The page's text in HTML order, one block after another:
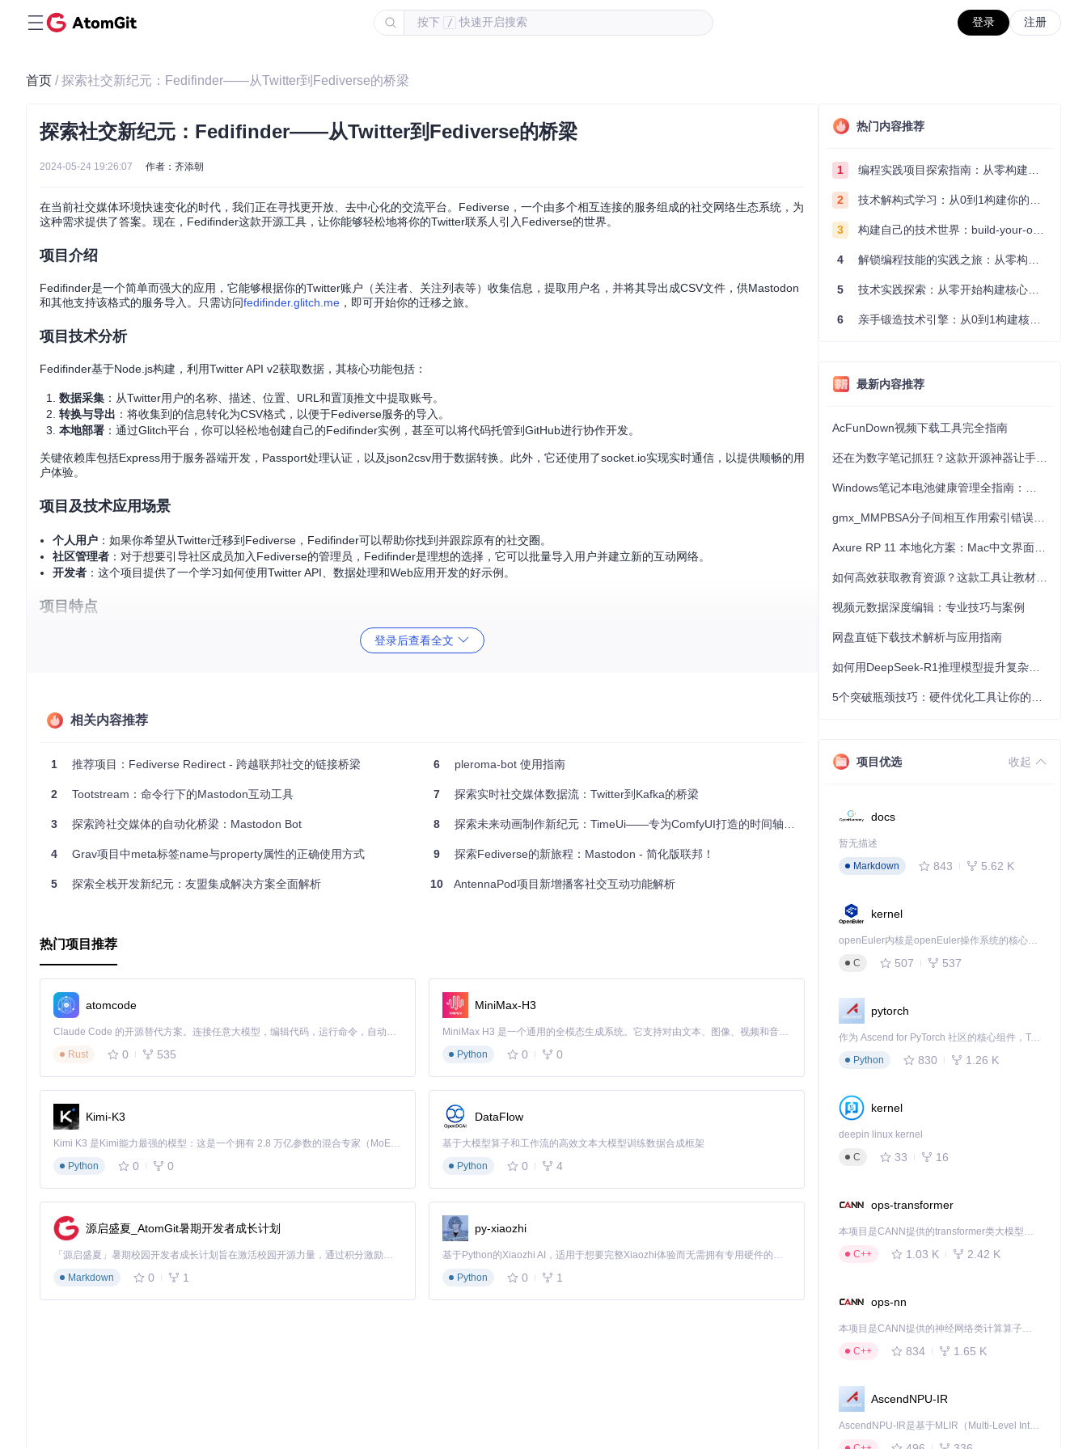
按下 / 快速开启搜索 登录 注册
首页 / 探索社交新纪元：Fedifinder——从Twitter到Fediverse的桥梁
探索社交新纪元：Fedifinder——从Twitter到Fediverse的桥梁
2024-05-24 19:26:07 作者：齐添朝
在当前社交媒体环境快速变化的时代，我们正在寻找更开放、去中心化的交流平台。Fediverse，一个由多个相互连接的服务组成的社交网络生态系统，为
这种需求提供了答案。现在，Fedifinder这款开源工具，让你能够轻松地将你的Twitter联系人引入Fediverse的世界。
项目介绍
Fedifinder是一个简单而强大的应用，它能够根据你的Twitter账户（关注者、关注列表等）收集信息，提取用户名，并将其导出成CSV文件，供Mastodon
和其他支持该格式的服务导入。只需访问fedifinder.glitch.me ，即可开始你的迁移之旅。
项目技术分析
Fedifinder基于Node.js构建，利用Twitter API v2获取数据，其核心功能包括：
数据采集 ：从Twitter用户的名称、描述、位置、URL和置顶推文中提取账号。
转换与导出 ：将收集到的信息转化为CSV格式，以便于Fediverse服务的导入。
本地部署 ：通过Glitch平台，你可以轻松地创建自己的Fedifinder实例，甚至可以将代码托管到GitHub进行协作开发。
关键依赖库包括Express用于服务器端开发，Passport处理认证，以及json2csv用于数据转换。此外，它还使用了socket.io实现实时通信，以提供顺畅的用
户体验。
项目及技术应用场景
个人用户 ：如果你希望从Twitter迁移到Fediverse，Fedifinder可以帮助你找到并跟踪原有的社交圈。
社区管理者 ：对于想要引导社区成员加入Fediverse的管理员，Fedifinder是理想的选择，它可以批量导入用户并建立新的互动网络。
开发者 ：这个项目提供了一个学习如何使用Twitter API、数据处理和Web应用开发的好示例。
项目特点
：Fedifinder只处理用户公开分享的数据，遵循知情同意的原则。
：无需复杂的配置，你可以在几分钟内启动自己的Fedifinder实例。
总之，Fedifinder是我们从封闭的社交媒体世界走向开放的Fediverse生态的一个重要步骤。无论你是寻求社交媒体的新体验，还是热衷于探索开源技术，
Fedifinder都值得你拥有。立即行动起来，开启你的Fediverse之旅吧！
登录后查看全文
相关内容推荐
1 推荐项目：Fediverse Redirect - 跨越联邦社交的链接桥梁
2 Tootstream：命令行下的Mastodon互动工具
3 探索跨社交媒体的自动化桥梁：Mastodon Bot
4 Grav项目中meta标签name与property属性的正确使用方式
5 探索全栈开发新纪元：友盟集成解决方案全面解析
6 pleroma-bot 使用指南
7 探索实时社交媒体数据流：Twitter到Kafka的桥梁
8 探索未来动画制作新纪元：TimeUi——专为ComfyUI打造的时间轴节点系统
9 探索Fediverse的新旅程：Mastodon - 简化版联邦！
10 AntennaPod项目新增播客社交互动功能解析
热门项目推荐
atomcode
Claude Code 的开源替代方案。连接任意大模型，编辑代码，运行命令，自动验证 — 全自动执行。用 Rust 构建，极致性能。 ｜ An open-source alternative to Claude Code. Connect any LLM, edit code, run commands, and verify changes — autonomously. Built in Rust for speed. Get Started
Rust
0 535
MiniMax-H3
MiniMax H3 是一个通用的全模态生成系统。它支持对由文本、图像、视频和音频组成的多模态上下文进行统一理解，并能生成分辨率高达 2K、时长可达 15 秒的带原生立体声音频的视频。得益于面向任务泛化的系统设计，H3 在预训练阶段就已具备广泛的多模态上下文理解与生成能力，能够出色地执行复杂的多模态指令。
Python
0 0
Kimi-K3
Kimi K3 是Kimi能力最强的模型：这是一个拥有 2.8 万亿参数的混合专家（MoE）模型，具备原生视觉理解能力，并支持 100 万 token 的上下文窗口。
Python
0 0
DataFlow
基于大模型算子和工作流的高效文本大模型训练数据合成框架
Python
0 4
源启盛夏_AtomGit暑期开发者成长计划
「源启盛夏」暑期校园开发者成长计划旨在激活校园开源力量，通过积分激励、认证扶持、资源倾斜等形式，引导高校组织和开发者完成「入驻 — 建项目 — 做贡献 — 获认证 — 得资源」的完整闭环。无论你是想带领社团入驻平台的组织者，还是希望用代码贡献证明自己的开发者，都能在这里找到属于你的成长路径。
Markdown
0 1
py-xiaozhi
基于Python的Xiaozhi AI，适用于想要完整Xiaozhi体验而无需拥有专用硬件的用户。
Python
0 1
热门内容推荐
1 编程实践项目探索指南：从零构建技术能力体系
2 技术解构式学习：从0到1构建你的编程知识体系
3 构建自己的技术世界：build-your-own-x项目的实践探索指南
4 解锁编程技能的实践之旅：从零构建你的技术世界
5 技术实践探索：从零开始构建核心系统的实践指南
6 亲手锻造技术引擎：从0到1构建核心系统的实践指南
最新内容推荐
AcFunDown视频下载工具完全指南
视频元数据深度编辑：专业技巧与案例
网盘直链下载技术解析与应用指南
项目优选 收起
docs
暂无描述
Markdown
843 5.62 K
kernel
openEuler内核是openEuler操作系统的核心，既是系统性能与稳定性的基石，也是连接处理器、设备与服务的桥梁。
C
507 537
pytorch
作为 Ascend for PyTorch 社区的核心组件，TorchNPU 是昇腾专为 PyTorch 打造的深度学习适配插件，使 PyTorch 框架能够直接调用昇腾 NPU，为开发者提供昇腾 AI 处理器的超强算力。
Python
830 1.26 K
kernel
deepin linux kernel
C
33 16
ops-transformer
本项目是CANN提供的transformer类大模型算子库，实现网络在NPU上加速计算。
C++
1.03 K 2.42 K
ops-nn
本项目是CANN提供的神经网络类计算算子库，实现网络在NPU上加速计算。
C++
834 1.65 K
AscendNPU-IR
AscendNPU-IR是基于MLIR（Multi-Level Intermediate Representation）构建的，面向昇腾亲和算子编译时使用的中间表示，提供昇腾完备表达能力，通过编译优化提升昇腾AI处理器计算效率，支持通过生态框架使能昇腾AI处理器与深度调优